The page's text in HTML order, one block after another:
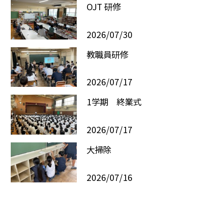
OJT 研修
2026/07/30
教職員研修
2026/07/17
1学期 終業式
2026/07/17
大掃除
2026/07/16